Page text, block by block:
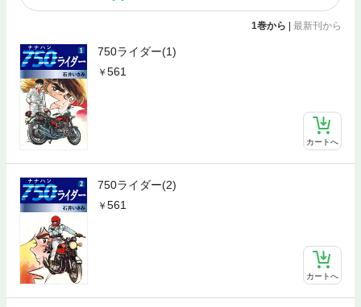
1巻から 最新刊から
750ライダー(1)
561
カートへ
750ライダー(2)
561
カートへ